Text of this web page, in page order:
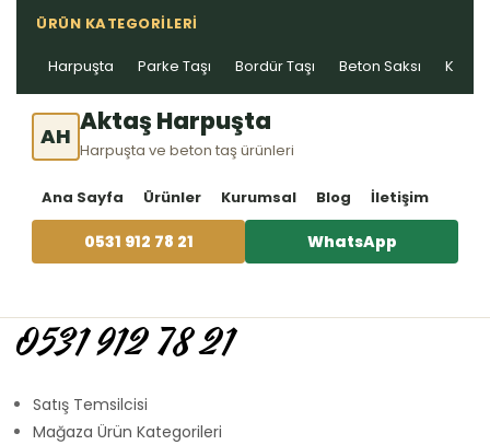
ÜRÜN KATEGORILERI
Harpuşta Parke Taşı Bordür Taşı Beton Saksı Kablo
AH Aktaş Harpuşta
Harpuşta ve beton taş ürünleri
Ana Sayfa Ürünler Kurumsal Blog İletişim
0531 912 78 21 WhatsApp
0531 912 78 21
Satış Temsilcisi
Mağaza Ürün Kategorileri